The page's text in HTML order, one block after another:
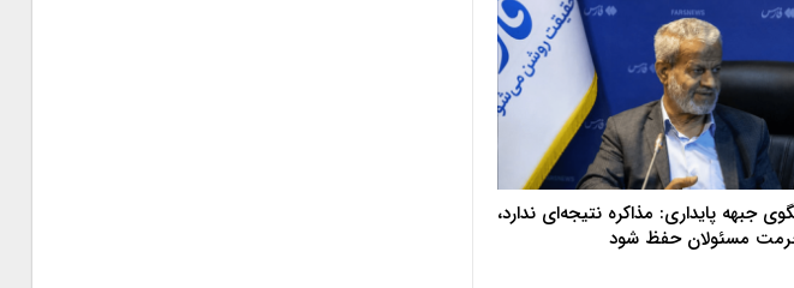
جبهه پایداری: مذاکره نتیجه‌ای ندارد،
مسئولان حفظ شود